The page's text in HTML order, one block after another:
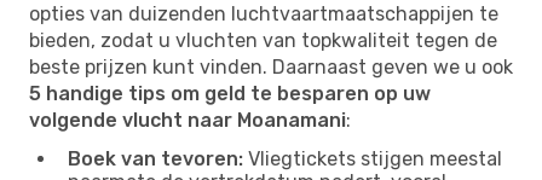
opties van duizenden luchtvaartmaatschappijen te
bieden, zodat u vluchten van topkwaliteit tegen de
beste prijzen kunt vinden. Daarnaast geven we u ook
5 handige tips om geld te besparen op uw
volgende vlucht naar Moanamani:
Boek van tevoren: Vliegtickets stijgen meestal